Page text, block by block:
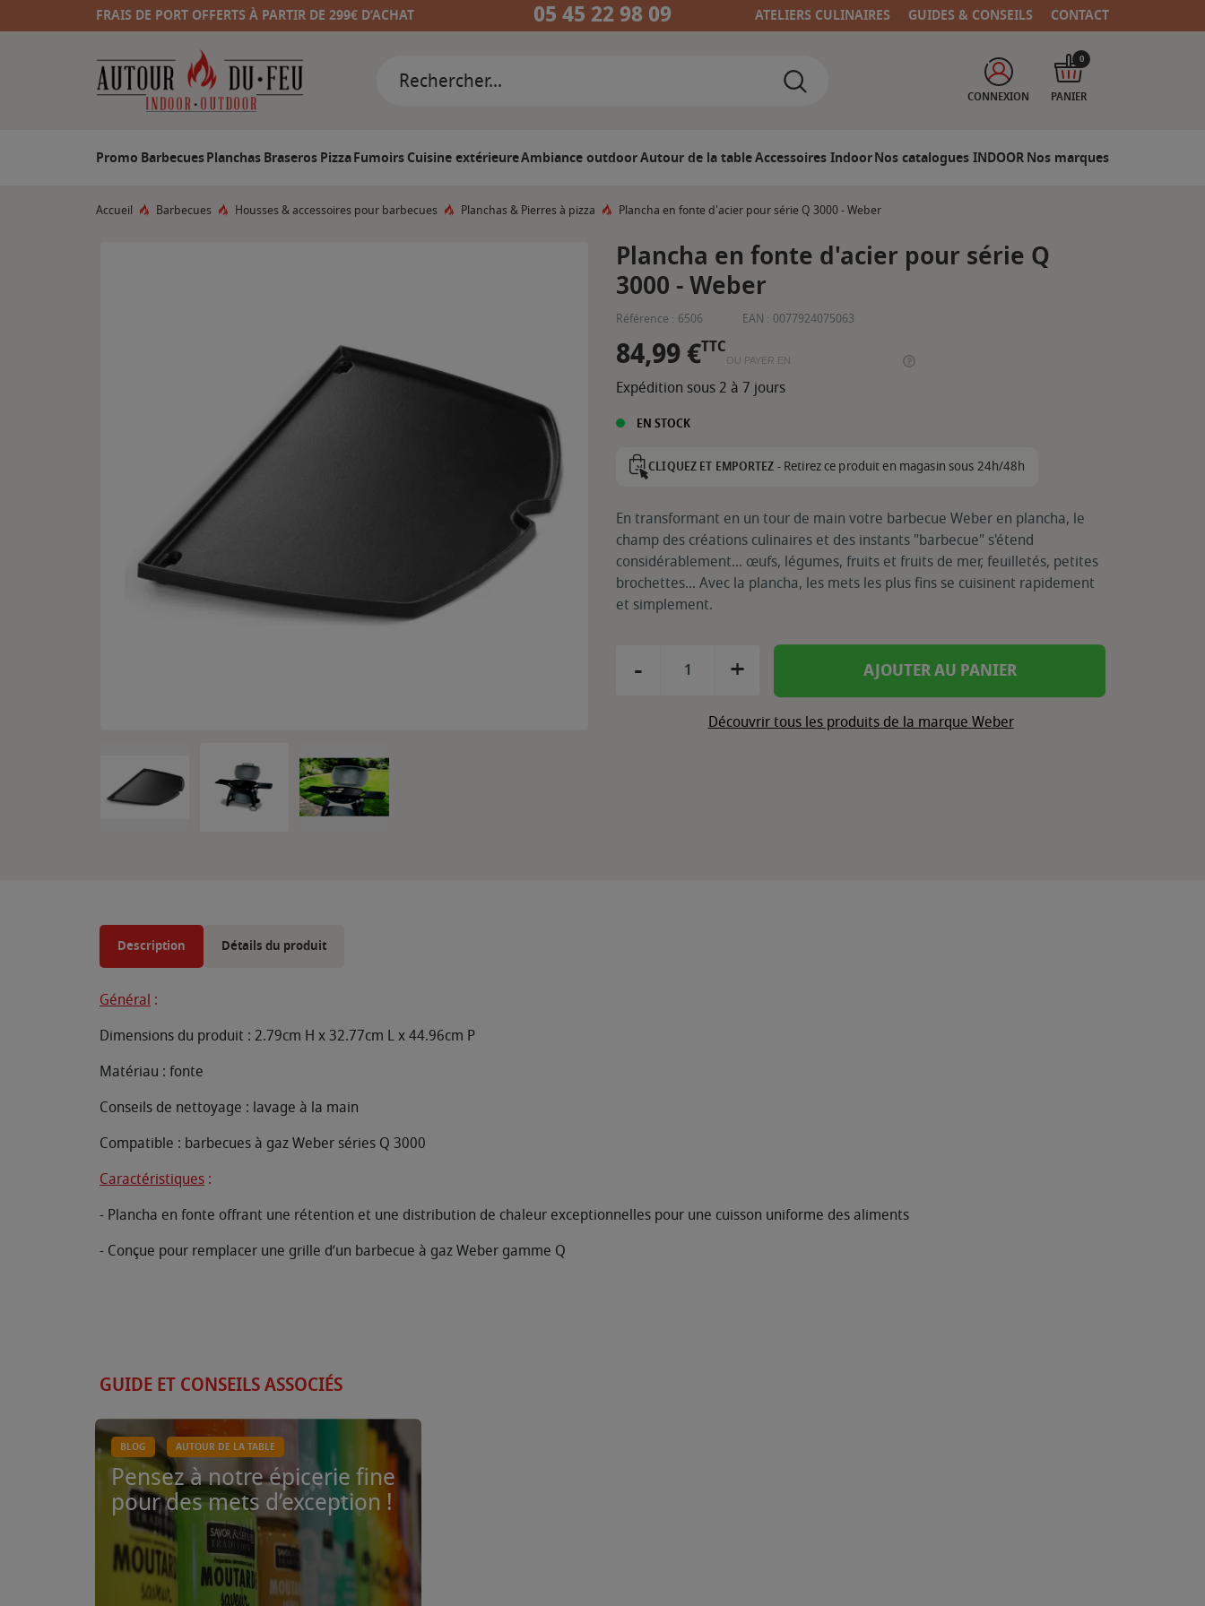
FRAIS DE PORT OFFERTS À PARTIR DE 299€ D’ACHAT 05 45 22 98 09 ATELIERS CULINAIRES GUIDES & CONSEILS CONTACT
CONNEXION PANIER
0
Promo BarbecuesPlanchasBraserosPizzaFumoirsCuisine extérieureAmbiance outdoorAutour de la tableAccessoires IndoorNos catalogues INDOORNos marques
Accueil Barbecues Housses & accessoires pour barbecues Planchas & Pierres à pizza Plancha en fonte d'acier pour série Q 3000 - Weber
Plancha en fonte d'acier pour série Q
3000 - Weber
Référence : 6506 EAN : 0077924075063
84,99 €TTC
OU PAYER EN
Expédition sous 2 à 7 jours
EN STOCK
CLIQUEZ ET EMPORTEZ -Retirez ce produit en magasin sous 24h/48h
En transformant en un tour de main votre barbecue Weber en plancha, le
champ des créations culinaires et des instants "barbecue" s'étend
considérablement... œufs, légumes, fruits et fruits de mer, feuilletés, petites
brochettes... Avec la plancha, les mets les plus fins se cuisinent rapidement
et simplement.
- + AJOUTER AU PANIER
Découvrir tous les produits de la marque Weber
Description Détails du produit
Général :
Dimensions du produit : 2.79cm H x 32.77cm L x 44.96cm P
Matériau : fonte
Conseils de nettoyage : lavage à la main
Compatible : barbecues à gaz Weber séries Q 3000
Caractéristiques :
- Plancha en fonte offrant une rétention et une distribution de chaleur exceptionnelles pour une cuisson uniforme des aliments
- Conçue pour remplacer une grille d’un barbecue à gaz Weber gamme Q
GUIDE ET CONSEILS ASSOCIÉS
BLOG AUTOUR DE LA TABLE
Pensez à notre épicerie fine
pour des mets d’exception !